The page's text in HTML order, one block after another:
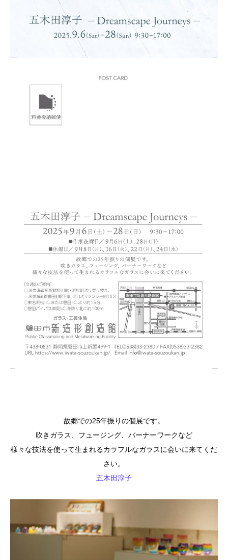
故郷での25年振りの個展です。
吹きガラス、フュージング、バーナーワークなど
様々な技法を使って生まれるカラフルなガラスに会いに来てくだ
さい。
五木田淳子